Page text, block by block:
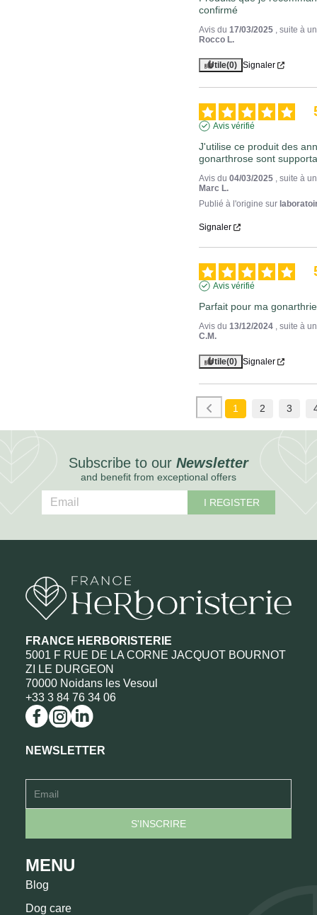
confirmé
Avis du17/03/2025 , suite à
Rocco L.
Utile(0) Signaler
Avis vérifié
J'utilise ce produit des
gonarthrose sont
Avis du04/03/2025 , suite à
Marc L.
Publié à l'origine sur
Signaler
Avis vérifié
Parfait pour ma gonarthrie
Avis du13/12/2024 , suite à
C.M.
Utile(0) Signaler
1 2 3
Subscribe to our Newsletter
and benefit from exceptional offers
I REGISTER
FRANCE HERBORISTERIE
5001 F RUE DE LA CORNE JACQUOT BOURNOT
ZI LE DURGEON
70000 Noidans les Vesoul
+33 3 84 76 34 06
NEWSLETTER
MENU
Blog
Dog care